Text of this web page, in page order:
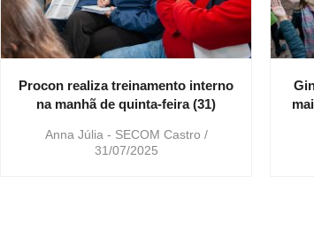
Procon realiza treinamento interno
na manhã de quinta-feira (31)
Anna Júlia - SECOM Castro
31/07/2025